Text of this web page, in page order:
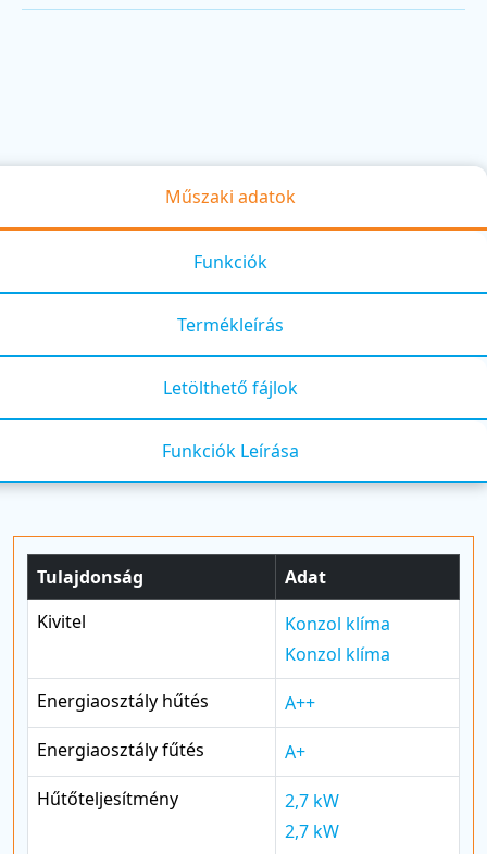
Műszaki adatok
Funkciók
Termékleírás
Letölthető fájlok
Funkciók Leírása
Tulajdonság
Adat
Kivitel
Konzol klíma
Konzol klíma
Energiaosztály hűtés
A++
Energiaosztály fűtés
A+
Hűtőteljesítmény
2,7 kW
2,7 kW